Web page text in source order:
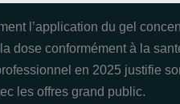
l’application du gel
dose conformément à la
en 2025 justifie
les offres grand public.